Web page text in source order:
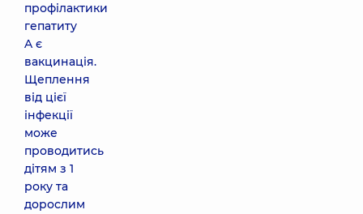
профілактики
гепатиту
A є
вакцинація.
Щеплення
від цієї
інфекції
може
проводитись
дітям з 1
року та
дорослим